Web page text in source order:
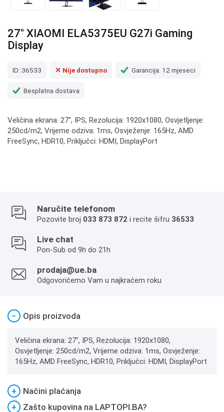
27" XIAOMI ELA5375EU G27i Gaming
Display
ID: 36533 ✕ Nije dostupno Garancija: 12 mjeseci
Besplatna dostava
Veličina ekrana: 27", IPS, Rezolucija: 1920x1080, Osvjetljenje:
250cd/m2, Vrijeme odziva: 1ms, Osvježenje: 165Hz, AMD
FreeSync, HDR10, Priključci: HDMI, DisplayPort
Naručite telefonom
Pozovite broj 033 873 872 i recite šifru 36533
Live chat
Pon-Sub od 9h do 21h
prodaja@ue.ba
Odgovorićemo Vam u najkraćem roku
− Opis proizvoda
Veličina ekrana: 27", IPS, Rezolucija: 1920x1080,
Osvjetljenje: 250cd/m2, Vrijeme odziva: 1ms, Osvježenje:
165Hz, AMD FreeSync, HDR10, Priključci: HDMI, DisplayPort
+
Načini plaćanja
+
Zašto kupovina na LAPTOPI.BA?